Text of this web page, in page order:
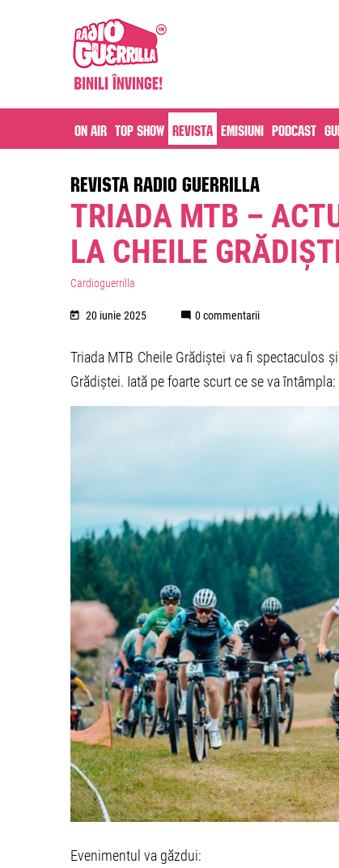
On air Top Show Revista Emisiuni Podcast
REVISTA RADIO GUERRILLA
TRIADA MTB –
LA CHEILE
Cardioguerrilla
20 iunie 2025 0 commentarii
Triada MTB Cheile Grădiștei va fi spectaculos
Grădiștei. Iată pe foarte scurt ce se va întâmpla:
Evenimentul va găzdui: